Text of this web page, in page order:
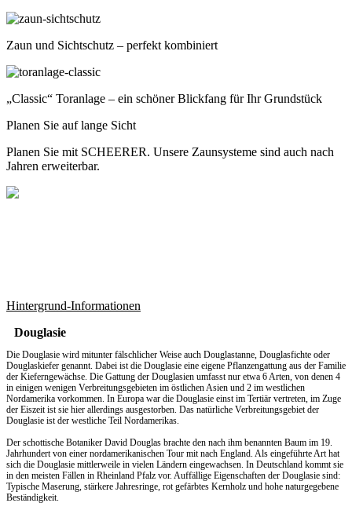
Zaun und Sichtschutz – perfekt kombiniert
„Classic“ Toranlage – ein schöner Blickfang für Ihr Grundstück
Planen Sie auf lange Sicht
Planen Sie mit SCHEERER. Unsere Zaunsysteme sind auch nach
Jahren erweiterbar.
Hintergrund-Informationen
Douglasie
Die Douglasie wird mitunter fälschlicher Weise auch Douglastanne, Douglasfichte oder
Douglaskiefer genannt. Dabei ist die Douglasie eine eigene Pflanzengattung aus der Familie
der Kieferngewächse. Die Gattung der Douglasien umfasst nur etwa 6 Arten, von denen 4
in einigen wenigen Verbreitungsgebieten im östlichen Asien und 2 im westlichen
Nordamerika vorkommen. In Europa war die Douglasie einst im Tertiär vertreten, im Zuge
der Eiszeit ist sie hier allerdings ausgestorben. Das natürliche Verbreitungsgebiet der
Douglasie ist der westliche Teil Nordamerikas.
Der schottische Botaniker David Douglas brachte den nach ihm benannten Baum im 19.
Jahrhundert von einer nordamerikanischen Tour mit nach England. Als eingeführte Art hat
sich die Douglasie mittlerweile in vielen Ländern eingewachsen. In Deutschland kommt sie
in den meisten Fällen in Rheinland Pfalz vor. Auffällige Eigenschaften der Douglasie sind:
Typische Maserung, stärkere Jahresringe, rot gefärbtes Kernholz und hohe naturgegebene
Beständigkeit.